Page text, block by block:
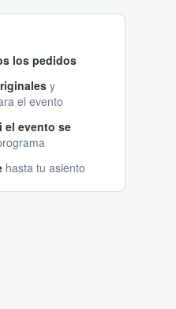
los pedidos
y
el evento
el evento se
hasta tu asiento